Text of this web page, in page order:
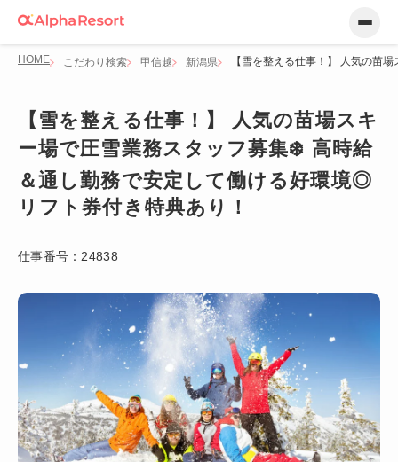
HOME こだわり検索 甲信越 新潟県 【雪を整える仕事！】 人気の苗
【雪を整える仕事！】 人気の苗場スキ
ー場で圧雪業務スタッフ募集❄️ 高時給
＆通し勤務で安定して働ける好環境◎
リフト券付き特典あり！
仕事番号： 24838